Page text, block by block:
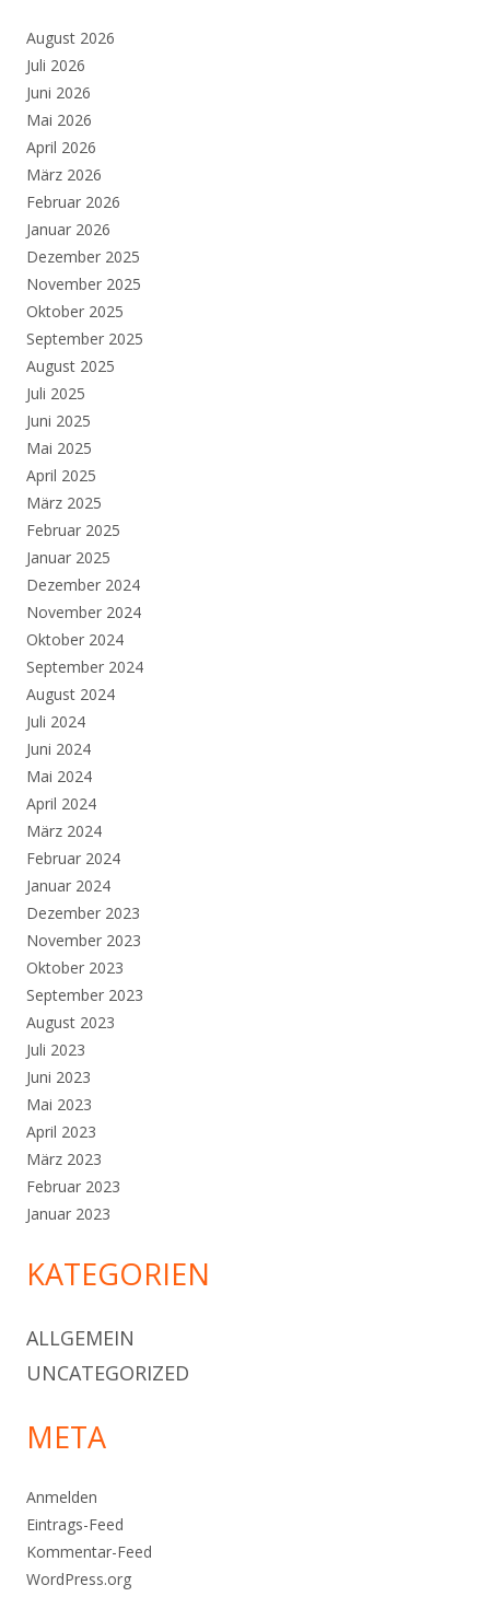
August 2026
Juli 2026
Juni 2026
Mai 2026
April 2026
März 2026
Februar 2026
Januar 2026
Dezember 2025
November 2025
Oktober 2025
September 2025
August 2025
Juli 2025
Juni 2025
Mai 2025
April 2025
März 2025
Februar 2025
Januar 2025
Dezember 2024
November 2024
Oktober 2024
September 2024
August 2024
Juli 2024
Juni 2024
Mai 2024
April 2024
März 2024
Februar 2024
Januar 2024
Dezember 2023
November 2023
Oktober 2023
September 2023
August 2023
Juli 2023
Juni 2023
Mai 2023
April 2023
März 2023
Februar 2023
Januar 2023
KATEGORIEN
ALLGEMEIN
UNCATEGORIZED
META
Anmelden
Eintrags-Feed
Kommentar-Feed
WordPress.org